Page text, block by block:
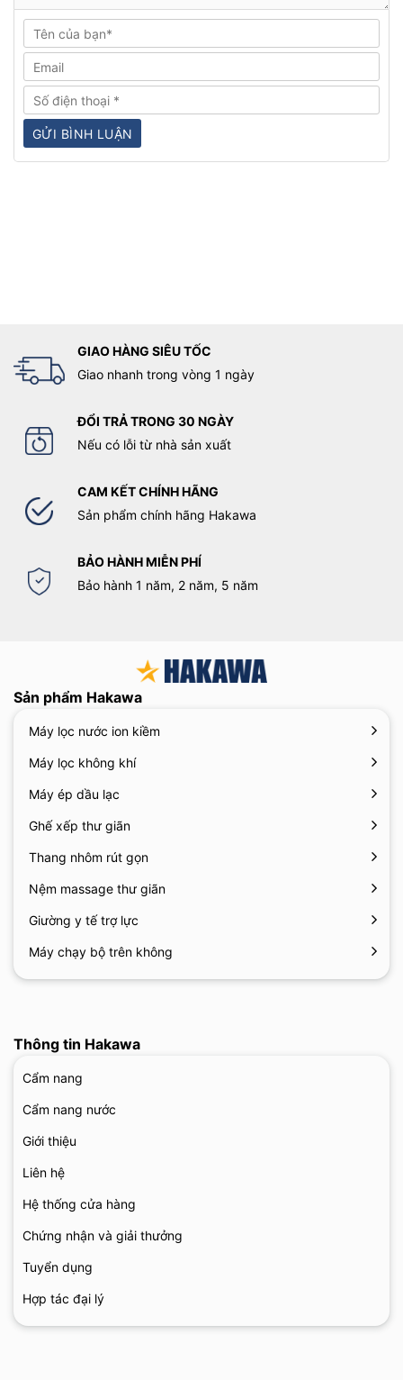
GIAO HÀNG SIÊU TỐC
Giao nhanh trong vòng 1 ngày
ĐỔI TRẢ TRONG 30 NGÀY
Nếu có lỗi từ nhà sản xuất
CAM KẾT CHÍNH HÃNG
Sản phẩm chính hãng Hakawa
BẢO HÀNH MIỄN PHÍ
Bảo hành 1 năm, 2 năm, 5 năm
Sản phẩm Hakawa
Máy lọc nước ion kiềm
Máy lọc không khí
Máy ép dầu lạc
Ghế xếp thư giãn
Thang nhôm rút gọn
Nệm massage thư giãn
Giường y tế trợ lực
Máy chạy bộ trên không
Thông tin Hakawa
Cẩm nang
Cẩm nang nước
Giới thiệu
Liên hệ
Hệ thống cửa hàng
Chứng nhận và giải thưởng
Tuyển dụng
Hợp tác đại lý